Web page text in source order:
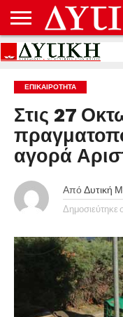
ΑΡΧΙΚΉ
ΕΠΙΚΟΙΝΩΝΊΑ
ΌΡΟΙ
ΠΡΟΣΤΑΣΊΑ
ΔΕΔΟΜΈΝΩΝ
ΕΠΙΚΑΙΡΟΤΗΤΑ
Στις 27
αγορά
Από Δυτική
Δημοσιεύτηκε